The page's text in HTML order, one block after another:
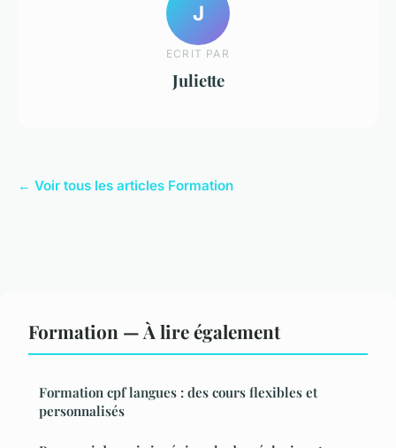
J
ECRIT PAR
Juliette
← Voir tous les articles Formation
Formation — À lire également
Formation cpf langues : des cours flexibles et
personnalisés